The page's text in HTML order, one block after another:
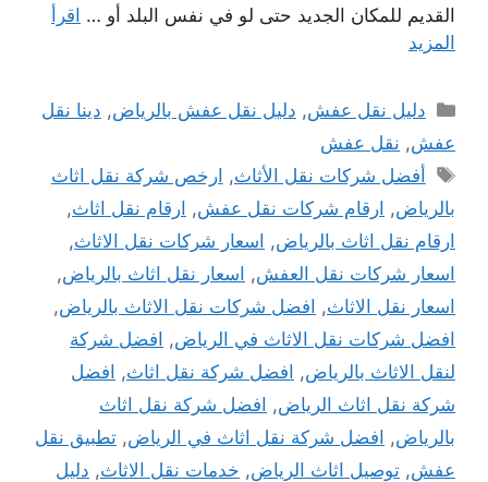
القديم للمكان الجديد حتى لو في نفس البلد أو … اقرأ
المزيد
التصنيفات
دليل نقل عفش, دليل نقل عفش بالرياض, دينا نقل
عفش, نقل عفش
الوسوم
أفضل شركات نقل الأثاث, ارخص شركة نقل اثاث
بالرياض, ارقام شركات نقل عفش, ارقام نقل اثاث,
ارقام نقل اثاث بالرياض, اسعار شركات نقل الاثاث,
اسعار شركات نقل العفش, اسعار نقل اثاث بالرياض,
اسعار نقل الاثاث, افضل شركات نقل الاثاث بالرياض,
افضل شركات نقل الاثاث في الرياض, افضل شركة
لنقل الاثاث بالرياض, افضل شركة نقل اثاث, افضل
شركة نقل اثاث الرياض, افضل شركة نقل اثاث
بالرياض, افضل شركة نقل اثاث في الرياض, تطبيق نقل
عفش, توصيل اثاث الرياض, خدمات نقل الاثاث, دليل